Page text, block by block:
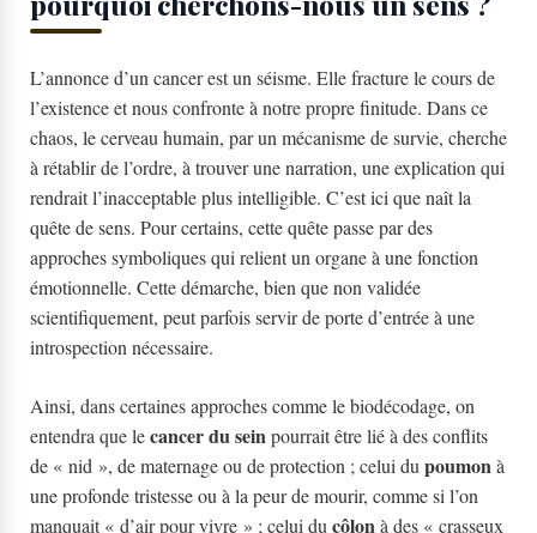
L’annonce d’un cancer est un séisme. Elle fracture le cours de
l’existence et nous confronte à notre propre finitude. Dans ce
chaos, le cerveau humain, par un mécanisme de survie, cherche
à rétablir de l’ordre, à trouver une narration, une explication qui
rendrait l’inacceptable plus intelligible. C’est ici que naît la
quête de sens. Pour certains, cette quête passe par des
approches symboliques qui relient un organe à une fonction
émotionnelle. Cette démarche, bien que non validée
scientifiquement, peut parfois servir de porte d’entrée à une
introspection nécessaire.
Ainsi, dans certaines approches comme le biodécodage, on
entendra que lecancer du seinpourrait être lié à des conflits
de « nid », de maternage ou de protection ; celui du poumonà
une profonde tristesse ou à la peur de mourir, comme si l’on
manquait « d’air pour vivre » ; celui du côlonà des « crasseux